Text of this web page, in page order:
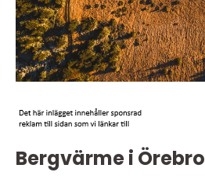
Bergvärme i Örebro